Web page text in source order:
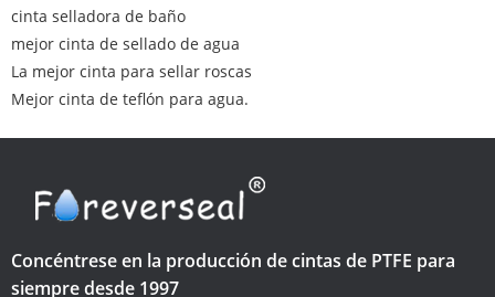
cinta selladora de baño
mejor cinta de sellado de agua
La mejor cinta para sellar roscas
Mejor cinta de teflón para agua.
Concéntrese en la producción de cintas de PTFE para
siempre desde 1997